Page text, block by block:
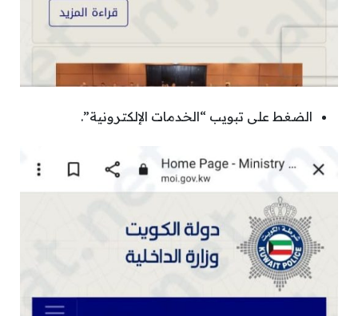
الضغط على تبويب “الخدمات الإلكترونية”.